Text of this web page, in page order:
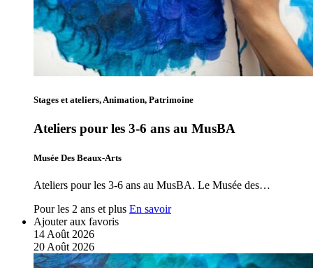
Stages et ateliers, Animation, Patrimoine
Ateliers pour les 3-6 ans au MusBA
Musée Des Beaux-Arts
Ateliers pour les 3-6 ans au MusBA. Le Musée des…
Pour les 2 ans et plus En savoir
Ajouter aux favoris
14 Août 2026
20 Août 2026